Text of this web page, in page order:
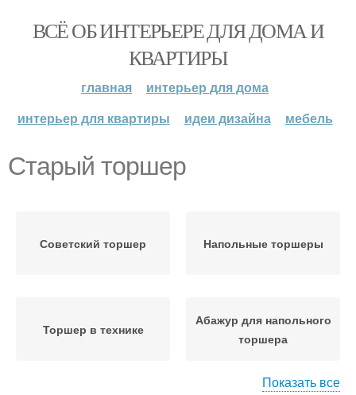
ВСЁ ОБ ИНТЕРЬЕРЕ ДЛЯ ДОМА И
КВАРТИРЫ
главная
интерьер для дома
интерьер для квартиры
идеи дизайна мебель
Старый торшер
Советский торшер Напольные торшеры
Торшер в технике
Абажур для напольного
торшера
Показать все